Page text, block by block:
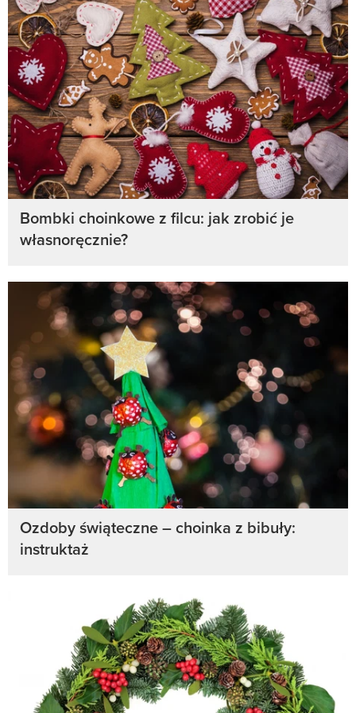
Bombki choinkowe z filcu: jak zrobić je
własnoręcznie?
Ozdoby świąteczne – choinka z bibuły:
instruktaż